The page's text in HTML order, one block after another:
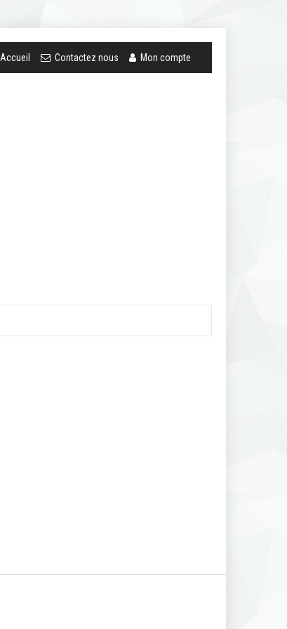
Accueil Contactez nous Mon compte